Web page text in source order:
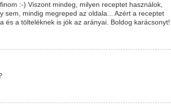
:-) Viszont mindeg, milyen receptet használok,
sem, mindig megreped az oldala... Azért a receptet
és a tölteléknek is jók az arányai. Boldog karácsonyt!